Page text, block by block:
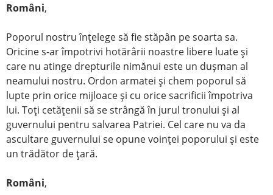
Români,
Poporul nostru înţelege să fie stăpân pe soarta sa.
Oricine s-ar împotrivi hotărârii noastre libere luate şi
care nu atinge drepturile nimănui este un duşman al
neamului nostru. Ordon armatei şi chem poporul să
lupte prin orice mijloace şi cu orice sacrificii împotriva
lui. Toţi cetăţenii să se strângă în jurul tronului şi al
guvernului pentru salvarea Patriei. Cel care nu va da
ascultare guvernului se opune voinţei poporului şi este
un trădător de ţară.
Români,